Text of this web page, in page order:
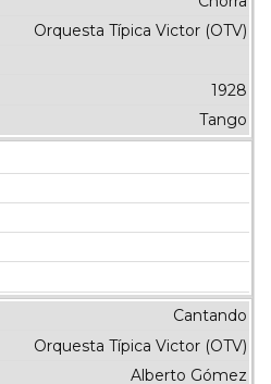
Orquesta Típica Victor (OTV)
1928
Tango
Cantando
Orquesta Típica Victor (OTV)
Alberto Gómez